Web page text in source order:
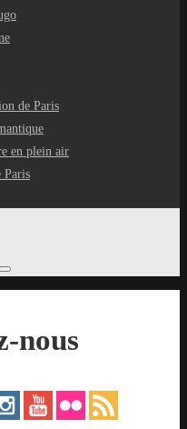
de Paris
en plein air
Paris
Rechercher
nous